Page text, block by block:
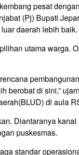
pesat
(Pj) Bupati
daerah lebih baik.
utama warga.
berobat di sini,”
di aula
Diantaranya
puskesmas.
standar